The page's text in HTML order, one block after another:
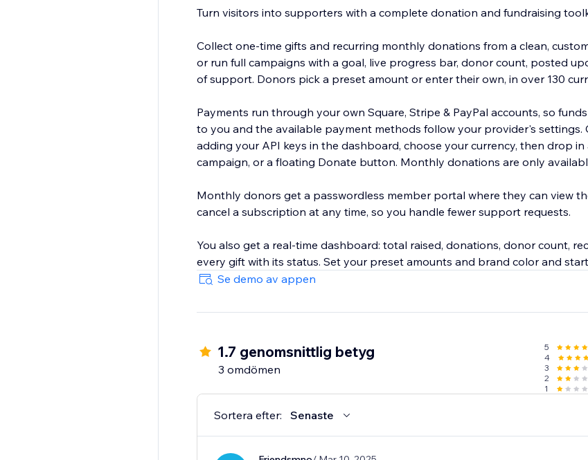
Turn visitors into supporters with a complete donation and fundraising
Collect one-time gifts and recurring monthly donations from a clean,
or run full campaigns with a goal, live progress bar, donor count, posted
of support. Donors pick a preset amount or enter their own, in over 130
Payments run through your own Square, Stripe & PayPal accounts, so
to you and the available payment methods follow your provider's settings.
adding your API keys in the dashboard, choose your currency, then drop in
campaign, or a floating Donate button. Monthly donations are only
Monthly donors get a passwordless member portal where they can view
cancel a subscription at any time, so you handle fewer support requests.
You also get a real-time dashboard: total raised, donations, donor count,
every gift with its status. Set your preset amounts and brand color and
Se demo av appen
1.7 genomsnittlig betyg
3 omdömen
5
4
3
2
1
Sortera efter: Senaste